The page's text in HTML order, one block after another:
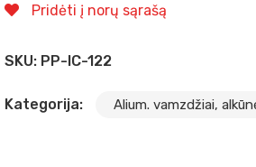
Pridėti į norų sąrašą
SKU: PP-IC-122
Kategorija: Alium. vamzdžiai,